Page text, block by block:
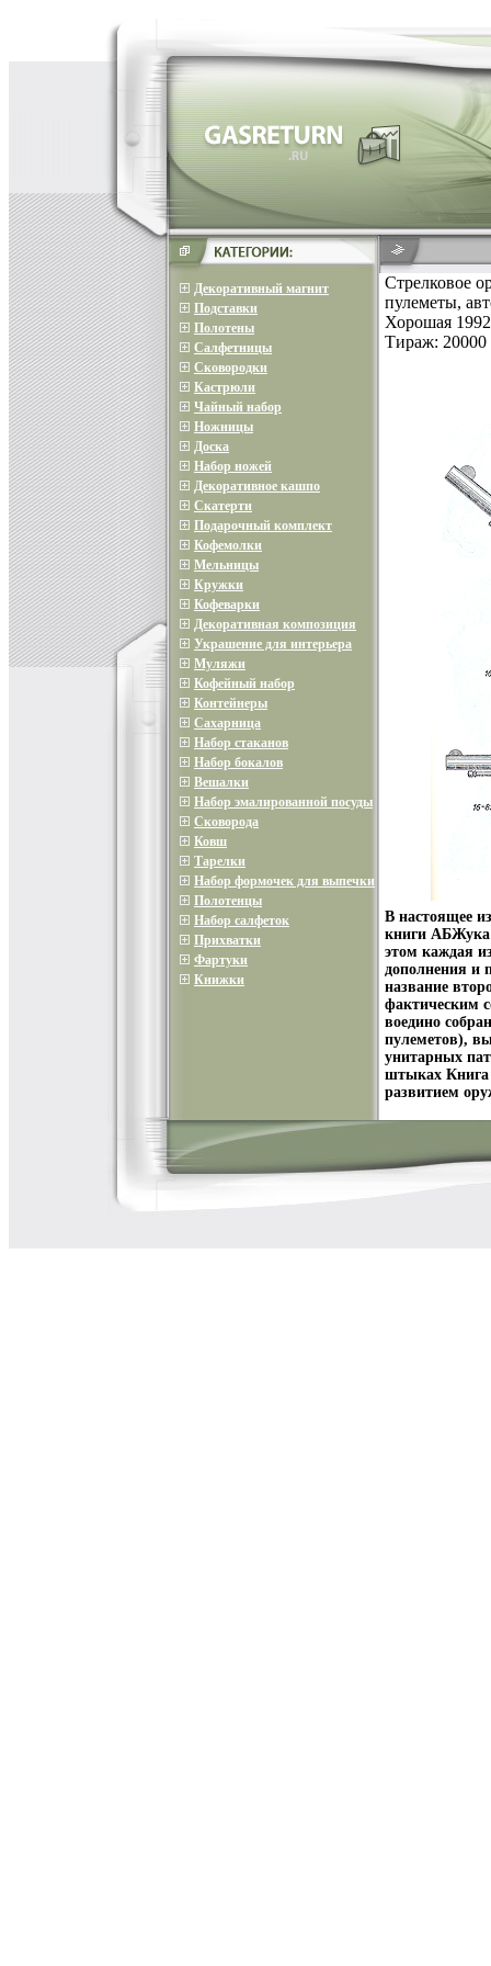
Декоративный магнит
Подставки
Полотены
Салфетницы
Сковородки
Кастрюли
Чайный набор
Ножницы
Доска
Набор ножей
Декоративное кашпо
Скатерти
Подарочный комплект
Кофемолки
Мельницы
Кружки
Кофеварки
Декоративная композиция
Украшение для интерьера
Муляжи
Кофейный набор
Контейнеры
Сахарница
Набор стаканов
Набор бокалов
Вешалки
Набор эмалированной посуды
Сковорода
Ковш
Тарелки
Набор формочек для выпечки
Полотенцы
Набор салфеток
Прихватки
Фартуки
Книжки
Стрелковое
пулеметы,
Хорошая
Тираж: 20000
В настоящее
книги
этом каждая
дополнения и
название
фактическим
воедино
пулеметов),
унитарных
штыках Книга
развитием